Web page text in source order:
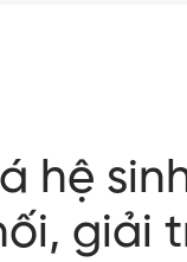
hệ
giải